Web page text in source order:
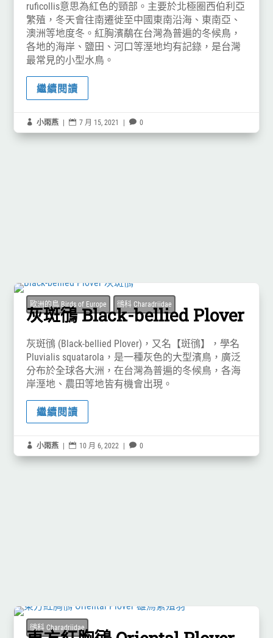
ruficollis意思為紅色的頸部。主要於北極圈西伯利亞
繁殖，冬天會往南遷徙至中國東南沿海、東南亞、
澳洲等地度冬。紅胸濱鷸在台灣為普遍的冬候鳥，
各地的海岸、鹽田、河口等溼地均有記錄，是台灣
最常見的小型水鳥。
繼續閱讀
 小雨燕 |  7 月 15, 2021 |  0
歐洲的鳥 Birds of Europe 鴴科 Charadriidae
灰斑鴴 Black-bellied Plover
灰斑鴴 (Black-bellied Plover)，又名【斑鴴】，學名
Pluvialis squatarola，是一種灰色的大型濱鳥，廣泛
分布於全球各大洲，在台灣為普遍的冬候鳥，各海
岸溼地、農田等地皆有機會出現。
繼續閱讀
 小雨燕  10 月 6, 2022  0
鴴科 Charadriidae